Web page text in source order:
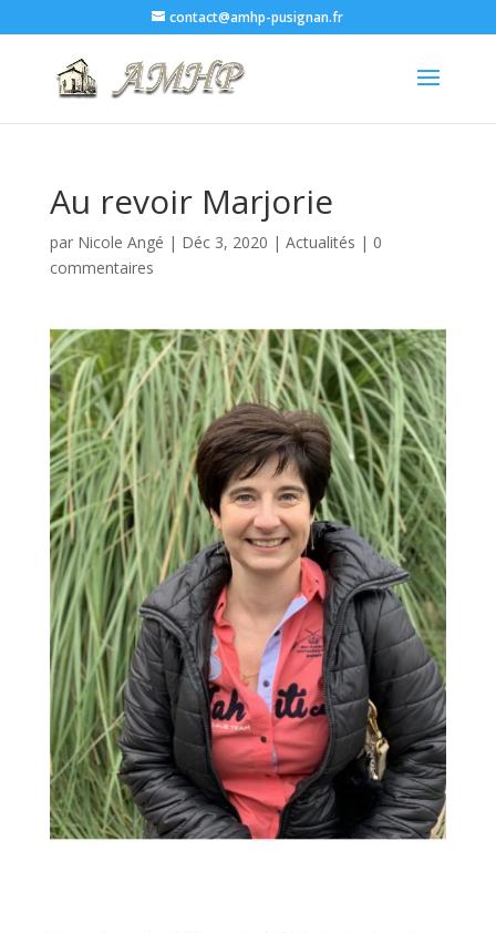
contact@amhp-pusignan.fr
Au revoir Marjorie
par Nicole Angé | Déc 3, 2020 | Actualités | 0
commentaires